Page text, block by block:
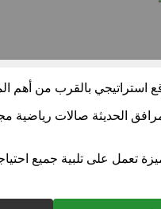
بالقرب من أهم
الحديثة صالات
تعمل على تلبية جميع